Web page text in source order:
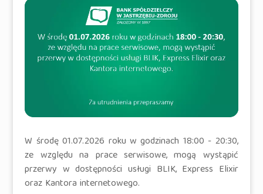
W środę 01.07.2026 roku w godzinach 18:00 - 20:30,
ze względu na prace serwisowe, mogą wystąpić
przerwy w dostępności usługi BLIK, Express Elixir
oraz Kantora internetowego.